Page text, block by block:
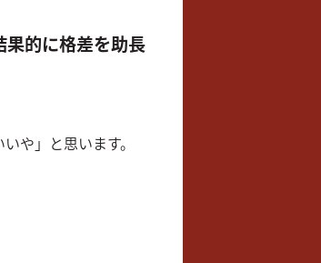
果的に格差を助長
や」と思います。